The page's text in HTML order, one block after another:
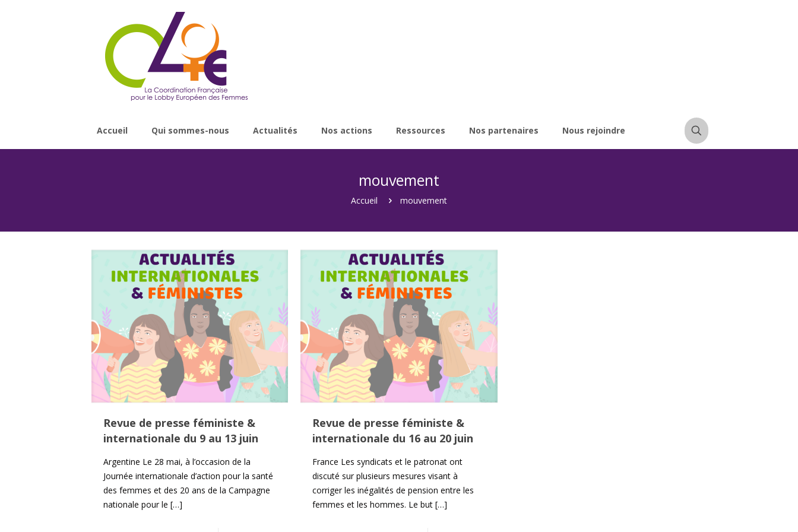
Accueil Qui sommes-nous Actualités Nos actions Ressources Nos partenaires Nous rejoindre
mouvement
Accueil mouvement
Revue de presse féministe &
internationale du 9 au 13 juin
Argentine Le 28 mai, à l’occasion de la
Journée internationale d’action pour la santé
des femmes et des 20 ans de la Campagne
nationale pour le […]
Revue de presse féministe &
internationale du 16 au 20 juin
France Les syndicats et le patronat ont
discuté sur plusieurs mesures visant à
corriger les inégalités de pension entre les
femmes et les hommes. Le but […]